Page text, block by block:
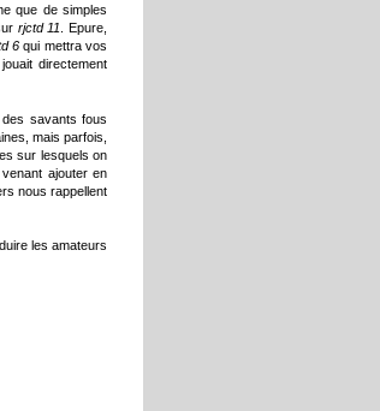
que de simples
rjctd 11
. Epure,
6 qui mettra vos
directement
savants fous
mais parfois,
sur lesquels on
ajouter en
nous rappellent
les amateurs